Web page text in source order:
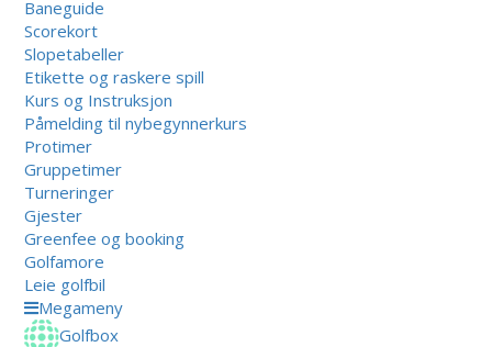
Baneguide
Scorekort
Slopetabeller
Etikette og raskere spill
Kurs og Instruksjon
Påmelding til nybegynnerkurs
Protimer
Gruppetimer
Turneringer
Gjester
Greenfee og booking
Golfamore
Leie golfbil
Megameny
Golfbox